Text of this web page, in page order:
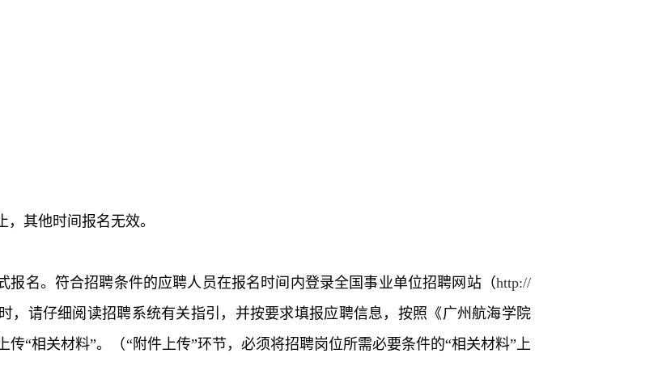
，其他时间报名无效。
报名。符合招聘条件的应聘人员在报名时间内登录全国事业单位招聘网站（http://
，请仔细阅读招聘系统有关指引，并按要求填报应聘信息，按照《广州航海学院
“相关材料”。（“附件上传”环节，必须将招聘岗位所需必要条件的“相关材料”上